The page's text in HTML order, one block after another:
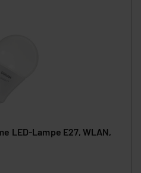
LED-Lampe E27, WLAN,